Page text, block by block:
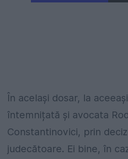
În același dosar, la
întemnițată și avocata
Constantinovici, prin
judecătoare. Ei bine, în